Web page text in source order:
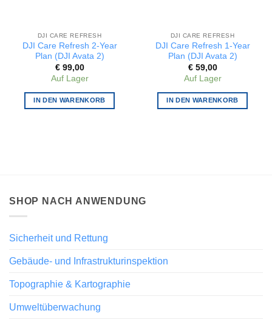
DJI CARE REFRESH
DJI Care Refresh 2-Year
Plan (DJI Avata 2)
€99,00
Auf Lager
IN DEN WARENKORB
DJI CARE REFRESH
DJI Care Refresh 1-Year
Plan (DJI Avata 2)
€59,00
Auf Lager
IN DEN WARENKORB
SHOP NACH ANWENDUNG
Sicherheit und Rettung
Gebäude- und Infrastrukturinspektion
Topographie & Kartographie
Umweltüberwachung